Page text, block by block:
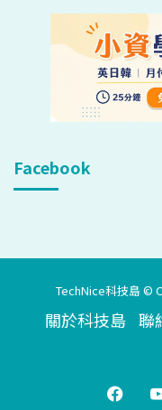
Facebook
TechNice科技島 ©
關於科技島 聯